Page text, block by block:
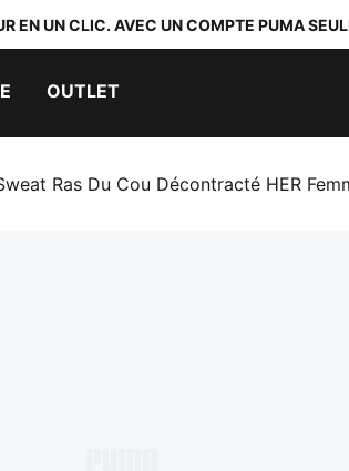
EN UN CLIC. AVEC UN COMPTE PUMA
OUTLET
Ras Du Cou Décontracté HER